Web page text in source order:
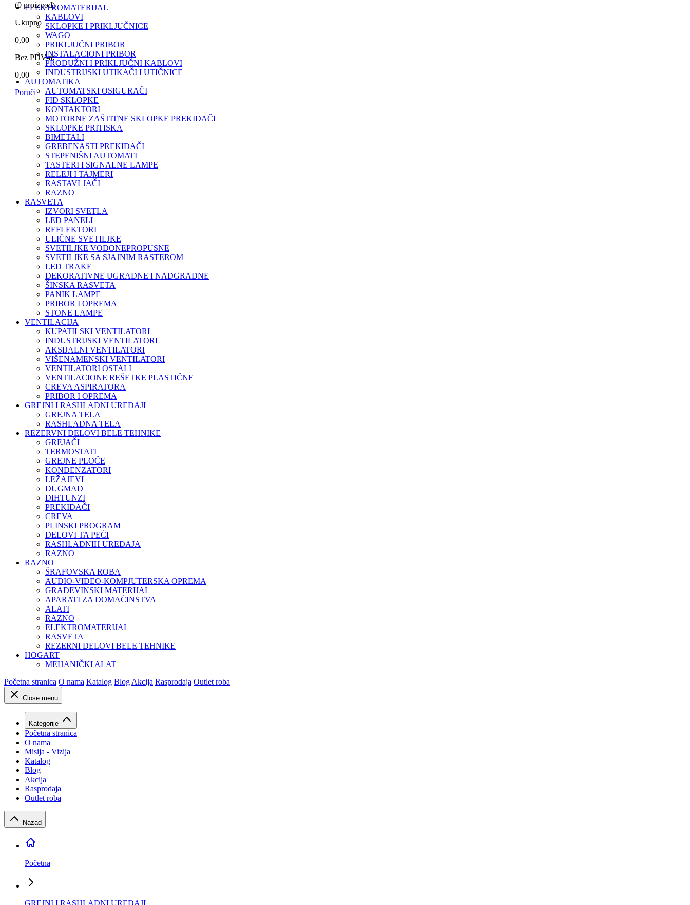
(0 proizvod)
Ukupno
0,00
Bez PDV-a:
0,00
Poruči
ELEKTROMATERIJAL
KABLOVI
SKLOPKE I PRIKLJUČNICE
WAGO
PRIKLJUČNI PRIBOR
INSTALACIONI PRIBOR
PRODUŽNI I PRIKLJUČNI KABLOVI
INDUSTRIJSKI UTIKAČI I UTIČNICE
AUTOMATIKA
AUTOMATSKI OSIGURAČI
FID SKLOPKE
KONTAKTORI
MOTORNE ZAŠTITNE SKLOPKE PREKIDAČI
SKLOPKE PRITISKA
BIMETALI
GREBENASTI PREKIDAČI
STEPENIŠNI AUTOMATI
TASTERI I SIGNALNE LAMPE
RELEJI I TAJMERI
RASTAVLJAČI
RAZNO
RASVETA
IZVORI SVETLA
LED PANELI
REFLEKTORI
ULIČNE SVETILJKE
SVETILJKE VODONEPROPUSNE
SVETILJKE SA SJAJNIM RASTEROM
LED TRAKE
DEKORATIVNE UGRADNE I NADGRADNE
ŠINSKA RASVETA
PANIK LAMPE
PRIBOR I OPREMA
STONE LAMPE
VENTILACIJA
KUPATILSKI VENTILATORI
INDUSTRIJSKI VENTILATORI
AKSIJALNI VENTILATORI
VIŠENAMENSKI VENTILATORI
VENTILATORI OSTALI
VENTILACIONE REŠETKE PLASTIČNE
CREVA ASPIRATORA
PRIBOR I OPREMA
GREJNI I RASHLADNI UREĐAJI
GREJNA TELA
RASHLADNA TELA
REZERVNI DELOVI BELE TEHNIKE
GREJAČI
TERMOSTATI
GREJNE PLOČE
KONDENZATORI
LEŽAJEVI
DUGMAD
DIHTUNZI
PREKIDAČI
CREVA
PLINSKI PROGRAM
DELOVI TA PEĆI
RASHLADNIH UREĐAJA
RAZNO
RAZNO
ŠRAFOVSKA ROBA
AUDIO-VIDEO-KOMPJUTERSKA OPREMA
GRAĐEVINSKI MATERIJAL
APARATI ZA DOMAĆINSTVA
ALATI
RAZNO
ELEKTROMATERIJAL
RASVETA
REZERNI DELOVI BELE TEHNIKE
HOGART
MEHANIČKI ALAT
Početna stranica O nama Katalog Blog Akcija Rasprodaja Outlet roba
Close menu
Kategorije
Početna stranica
O nama
Misija - Vizija
Katalog
Blog
Akcija
Rasprodaja
Outlet roba
Nazad
Početna